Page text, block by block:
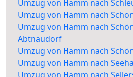
Umzug von Hamm nach
Umzug von Hamm nach
Umzug von Hamm nach
Abtnaudorf
Umzug von Hamm nach
Umzug von Hamm nach
Umzug von Hamm nach